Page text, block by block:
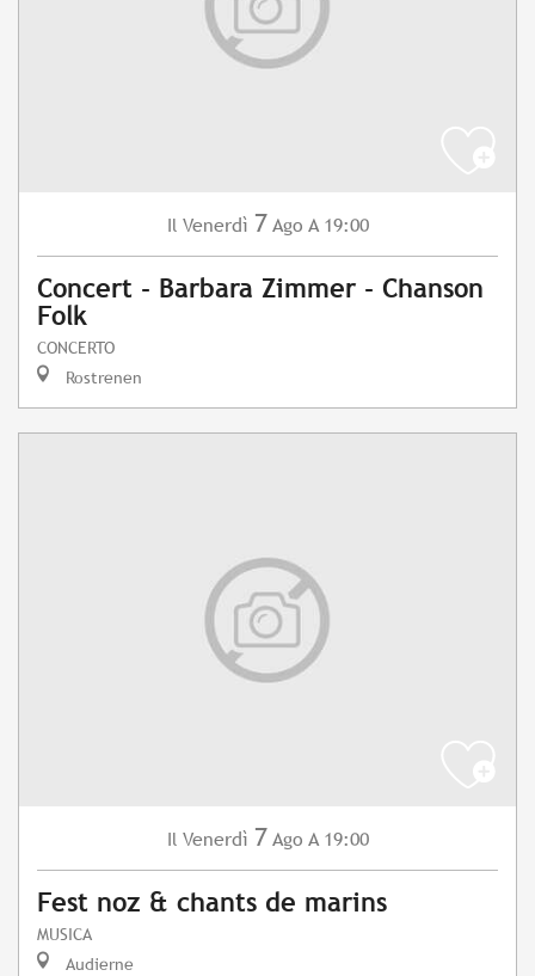
Il Venerdì 7 Ago A 19:00
Concert - Barbara Zimmer - Chanson
Folk
CONCERTO
Rostrenen
Il Venerdì 7 Ago A 19:00
Fest noz & chants de marins
MUSICA
Audierne